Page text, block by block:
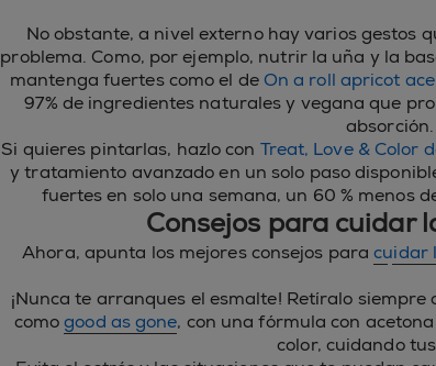
No obstante, a nivel externo hay varios gestos
problema. Como, por ejemplo, nutrir la uña y la
mantenga fuertes como el deOn a roll apricot
97% de ingredientes naturales y vegana que
absorción.
Si quieres pintarlas, hazlo con Treat, Love & Color
y tratamiento avanzado en un solo paso
fuertes en solo una semana, un 60 % menos
Consejos para cuidar
Ahora, apunta los mejores consejos paracuidar
¡Nunca te arranques el esmalte! Retíralo
comogood as gone, con una fórmula con
color, cuidando